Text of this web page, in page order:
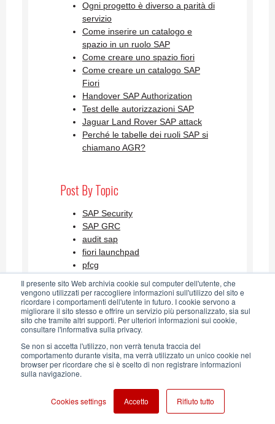
Il presente sito Web archivia cookie sul computer dell'utente, che
vengono utilizzati per raccogliere informazioni sull'utilizzo del sito e
ricordare i comportamenti dell'utente in futuro. I cookie servono a
migliorare il sito stesso e offrire un servizio più personalizzato, sia sul
sito che tramite altri supporti. Per ulteriori informazioni sui cookie,
consultare l'informativa sulla privacy.
Se non si accetta l'utilizzo, non verrà tenuta traccia del
comportamento durante visita, ma verrà utilizzato un unico cookie nel
browser per ricordare che si è scelto di non registrare informazioni
sulla navigazione.
Cookies settings Accetto Rifiuto tutto
Ogni progetto è diverso a parità di
servizio
Come inserire un catalogo e
spazio in un ruolo SAP
Come creare uno spazio fiori
Come creare un catalogo SAP
Fiori
Handover SAP Authorization
Test delle autorizzazioni SAP
Jaguar Land Rover SAP attack
Perché le tabelle dei ruoli SAP si
chiamano AGR?
Post By Topic
SAP Security
SAP GRC
audit sap
fiori launchpad
pfcg
SAP Security Blog AGLEA RSS
Feed
Aglea s.r.l. - Soggetta alla direzione e coordinamento di Horsa S.p.A. - P. IVA:
Privacy Policy-Cookie Policy-Whistleblowing